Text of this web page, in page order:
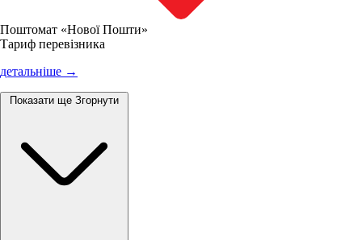
Поштомат «Нової Пошти»
Тариф перевізника
детальніше →
Показати ще Згорнути